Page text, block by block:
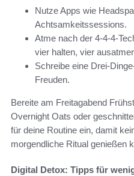
Nutze Apps wie
Achtsamkeitssessions.
Atme nach der 4-4-4-
vier halten, vier
Schreibe eine Drei-
Freuden.
Bereite am Freitagabend
Overnight Oats oder
für deine Routine ein, damit
morgendliche Ritual genießen
Digital Detox: Tipps für